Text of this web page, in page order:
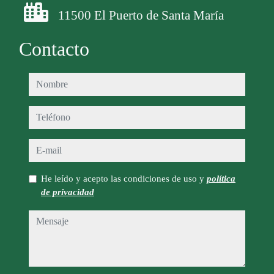
11500 El Puerto de Santa María
Contacto
nombre
teléfono
e-mail
He leído y acepto las condiciones de uso y política
de privacidad
mensaje